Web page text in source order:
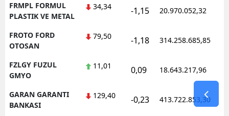
FRMPL FORMUL
PLASTIK VE METAL
34,34 -1,15 20.970.052,32
FROTO FORD
OTOSAN
79,50 -1,18 314.258.685,85
FZLGY FUZUL
GMYO
11,01 0,09 18.643.217,96
GARAN GARANTI
BANKASI
129,40 -0,23 413.722.853,30